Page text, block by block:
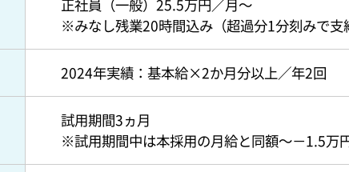
正社員（一般）25.5万円／月～
※みなし残業20時間込み（超過分1分刻みで支
2024年実績：基本給×2か月分以上／年2回
試用期間3ヵ月
※試用期間中は本採用の月給と同額～－1.5万